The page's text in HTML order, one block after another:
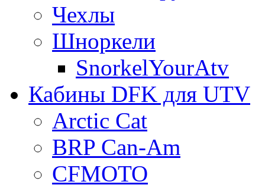
Чехлы
Шноркели
SnorkelYourAtv
Кабины DFK для UTV
Arctic Cat
BRP Can-Am
CFMOTO